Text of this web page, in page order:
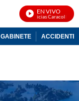
EN VIVO
Noticias Caracol En
GABINETE ACCIDENTE